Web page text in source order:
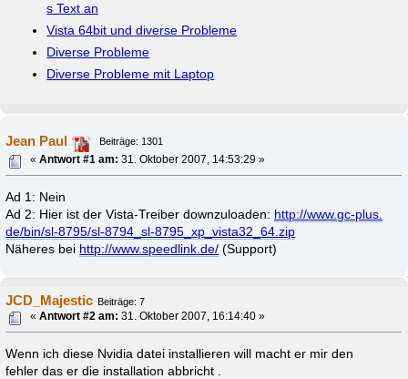
s Text an
Vista 64bit und diverse Probleme
Diverse Probleme
Diverse Probleme mit Laptop
Jean Paul
Beiträge: 1301
«Antwort #1 am: 31. Oktober 2007, 14:53:29 »
Ad 1: Nein
Ad 2: Hier ist der Vista-Treiber downzuloaden: http://www.gc-plus.
de/bin/sl-8795/sl-8794_sl-8795_xp_vista32_64.zip
Näheres bei http://www.speedlink.de/ (Support)
JCD_Majestic Beiträge: 7
«Antwort #2 am: 31. Oktober 2007, 16:14:40 »
Wenn ich diese Nvidia datei installieren will macht er mir den
fehler das er die installation abbricht .